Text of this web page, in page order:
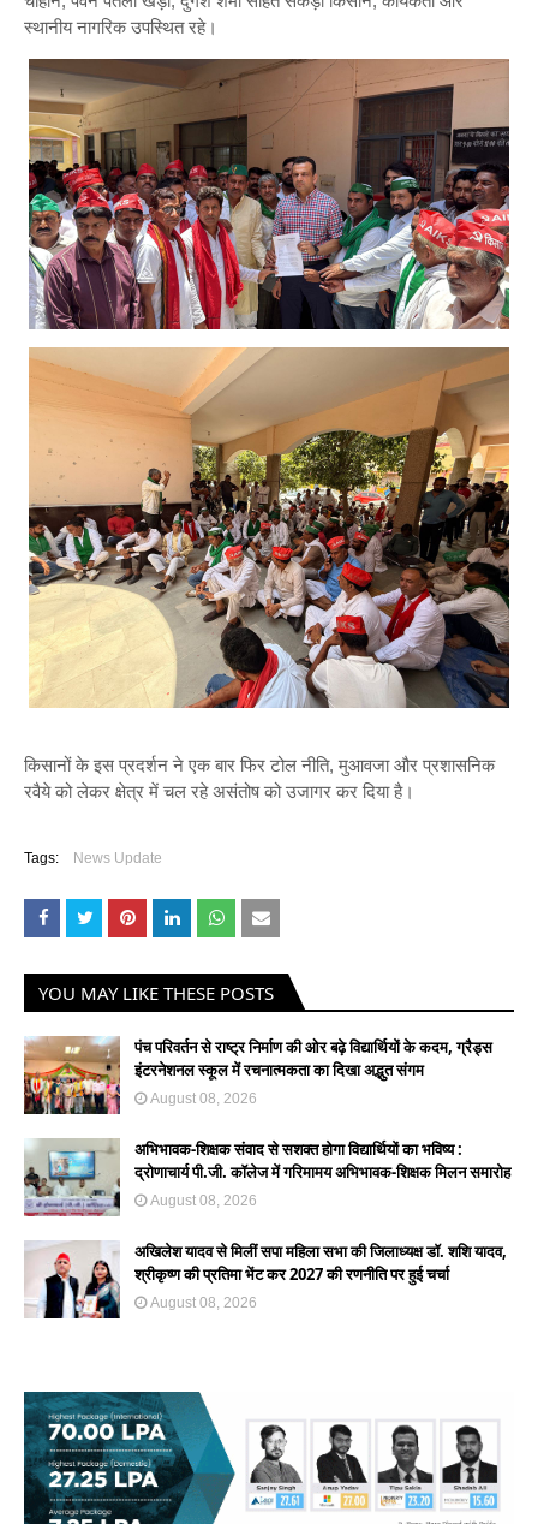
स्थानीय नागरिक उपस्थित रहे।
किसानों के इस प्रदर्शन ने एक बार फिर टोल नीति, मुआवजा और प्रशासनिक
रवैये को लेकर क्षेत्र में चल रहे असंतोष को उजागर कर दिया है।
Tags: News Update
YOU MAY LIKE THESE POSTS
पंच परिवर्तन से राष्ट्र निर्माण की ओर बढ़े विद्यार्थियों के कदम, ग्रैड्स
इंटरनेशनल स्कूल में रचनात्मकता का दिखा अद्भुत संगम
August 08, 2026
अभिभावक-शिक्षक संवाद से सशक्त होगा विद्यार्थियों का भविष्य :
द्रोणाचार्य पी.जी. कॉलेज में गरिमामय अभिभावक-शिक्षक मिलन समारोह
August 08, 2026
अखिलेश यादव से मिलीं सपा महिला सभा की जिलाध्यक्ष डॉ. शशि यादव,
श्रीकृष्ण की प्रतिमा भेंट कर 2027 की रणनीति पर हुई चर्चा
August 08, 2026